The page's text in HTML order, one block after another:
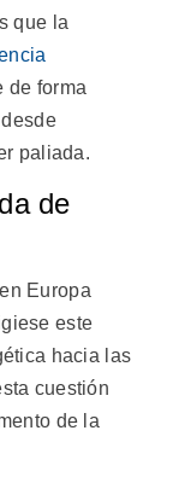
que la
de forma
paliada.
de
Europa
este
hacia las
cuestión
de la